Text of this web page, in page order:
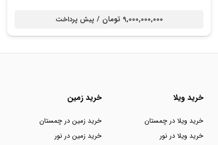
9,000,000,000 تومان / پیش پرداخت
خرید ویلا
خرید ویلا در چمستان
خرید ویلا در نور
خرید زمین
خرید زمین در چمستان
خرید زمین در نور